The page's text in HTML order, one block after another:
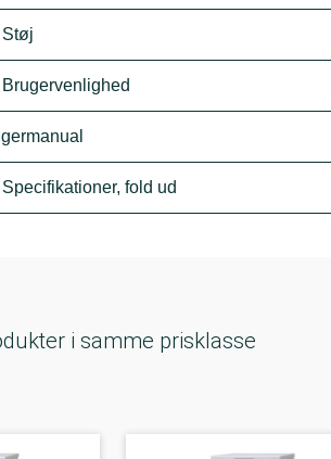
Støj
Brugervenlighed
Specifikationer, fold ud
i samme prisklasse